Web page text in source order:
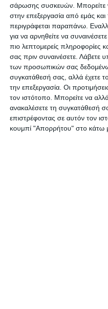
σάρωσης συσκευών. Μπορείτε
στην επεξεργασία από εμάς
περιγράφεται παραπάνω.
για να αρνηθείτε να
πιο λεπτομερείς πληροφορίες
σας πριν συναινέσετε. Λάβετε
των προσωπικών σας
συγκατάθεσή σας, αλλά έχετε
την επεξεργασία. Οι
τον ιστότοπο. Μπορείτε να
ανακαλέσετε τη συγκατάθεσή
επιστρέφοντας σε αυτόν τον
κουμπί "Απορρήτου" στο κάτω